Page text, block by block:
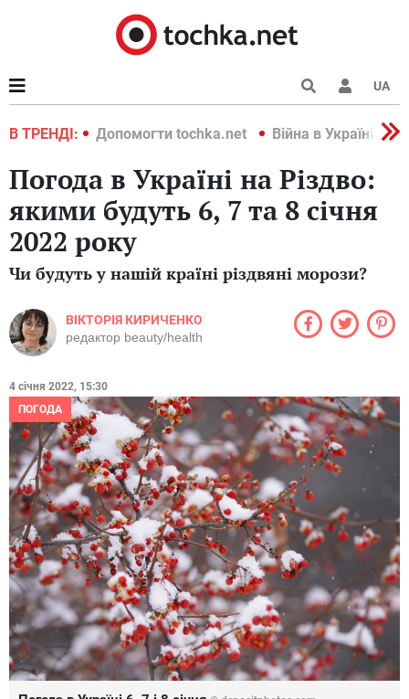
UA
В ТРЕНДІ:
2022 Допомогти tochka.net Війна в Україні 2022
Погода в Україні на Різдво:
якими будуть 6, 7 та 8 січня
2022 року
Чи будуть у нашій країні різдвяні морози?
ВІКТОРІЯ КИРИЧЕНКО
редактор beauty/health
4 січня 2022, 15:30
ПОГОДА